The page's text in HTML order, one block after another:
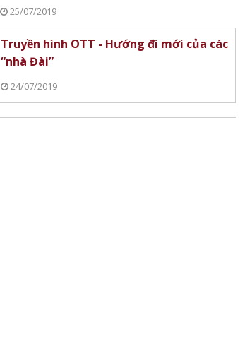
25/07/2019
Truyền hình OTT - Hướng đi mới của các
“nhà Đài”
24/07/2019